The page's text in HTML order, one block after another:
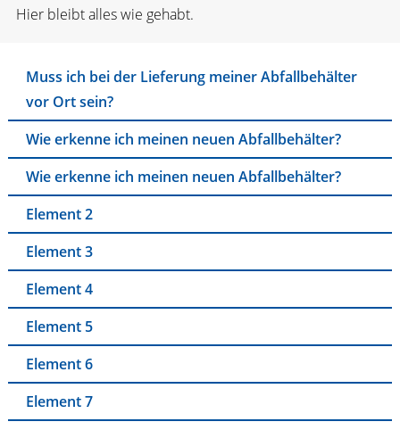
Muss ich bei der Lieferung meiner Abfallbehälter
vor Ort sein?
Wie erkenne ich meinen neuen Abfallbehälter?
Wie erkenne ich meinen neuen Abfallbehälter?
Element 2
Element 3
Element 4
Element 5
Element 6
Element 7
Hier bleibt alles wie gehabt.